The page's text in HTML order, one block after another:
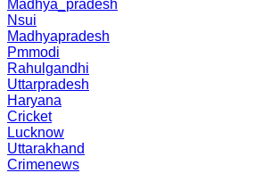
Madhya_pradesh
Nsui
Madhyapradesh
Pmmodi
Rahulgandhi
Uttarpradesh
Haryana
Cricket
Lucknow
Uttarakhand
Crimenews